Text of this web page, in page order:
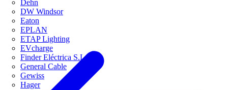
Dehn
DW Windsor
Eaton
EPLAN
ETAP Lighting
EVcharge
Finder Eléctrica S.L.U
General Cable
Gewiss
Hager